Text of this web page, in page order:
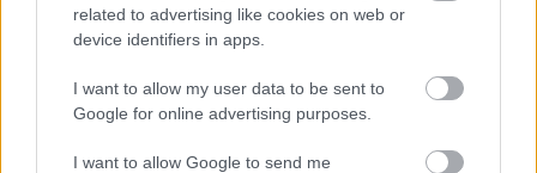
related to advertising like cookies on web or
device identifiers in apps.
I want to allow my user data to be sent to
Google for online advertising purposes.
I want to allow Google to send me